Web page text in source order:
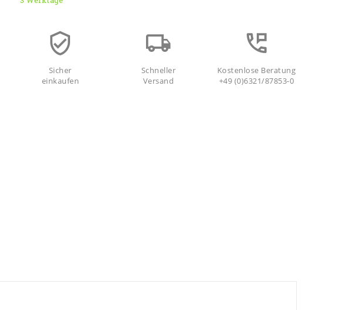
Sicher
einkaufen
Schneller
Versand
Kostenlose Beratung
+49 (0)6321/87853-0